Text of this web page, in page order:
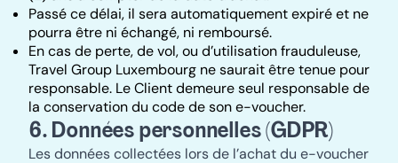
Passé ce délai, il sera automatiquement expiré et ne
pourra être ni échangé, ni remboursé.
En cas de perte, de vol, ou d’utilisation frauduleuse,
Travel Group Luxembourg ne saurait être tenue pour
responsable. Le Client demeure seul responsable de
la conservation du code de son e-voucher.
6. Données personnelles (GDPR)
Les données collectées lors de l’achat du e-voucher